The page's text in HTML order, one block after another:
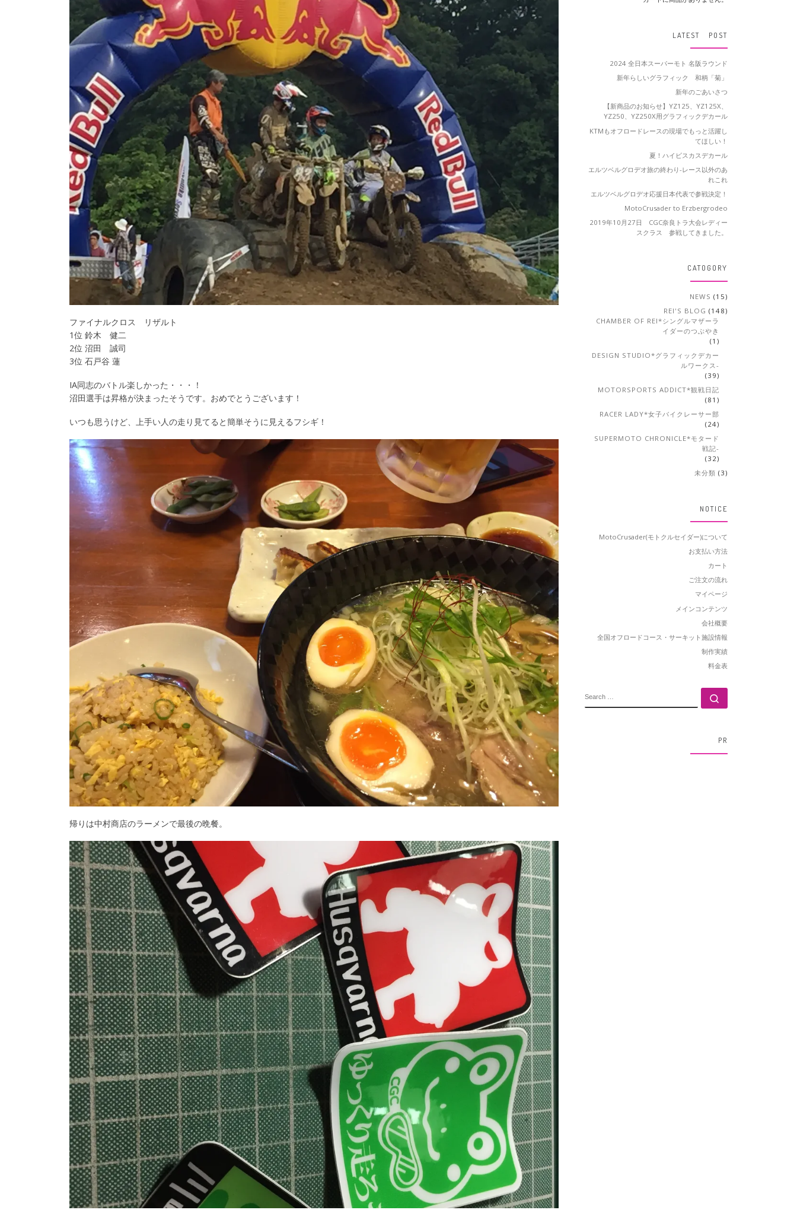
ファイナルクロス リザルト
1位 鈴木 健二
2位 沼田 誠司
3位 石戸谷 蓮
IA同志のバトル楽しかった・・・！
沼田選手は昇格が決まったそうです。おめでとうございます！
いつも思うけど、上手い人の走り見てると簡単そうに見えるフシギ！
帰りは中村商店のラーメンで最後の晩餐。
LATEST POST
2024 全日本スーパーモト 名阪ラウンド
新年らしいグラフィック 和柄「菊」
新年のごあいさつ
【新商品のお知らせ】YZ125、YZ125X、
YZ250、YZ250X用グラフィックデカール
KTMもオフロードレースの現場でもっと活躍し
てほしい！
夏！ハイビスカスデカール
エルツベルグロデオ旅の終わり-レース以外のあ
れこれ
エルツベルグロデオ応援日本代表で参戦決定！
MotoCrusader to Erzbergrodeo
2019年10月27日 CGC奈良トラ大会レディー
スクラス 参戦してきました。
CATOGORY
NEWS (15)
REI'S BLOG (148)
CHAMBER OF REI*シングルマザーラ
イダーのつぶやき
(1)
DESIGN STUDIO*グラフィックデカー
ルワークス-
(39)
MOTORSPORTS ADDICT*観戦日記
(81)
RACER LADY*女子バイクレーサー部
(24)
SUPERMOTO CHRONICLE*モタード
戦記-
(32)
未分類 (3)
NOTICE
MotoCrusader(モトクルセイダー)について
お支払い方法
カート
ご注文の流れ
マイページ
メインコンテンツ
会社概要
全国オフロードコース・サーキット施設情報
制作実績
料金表
PR